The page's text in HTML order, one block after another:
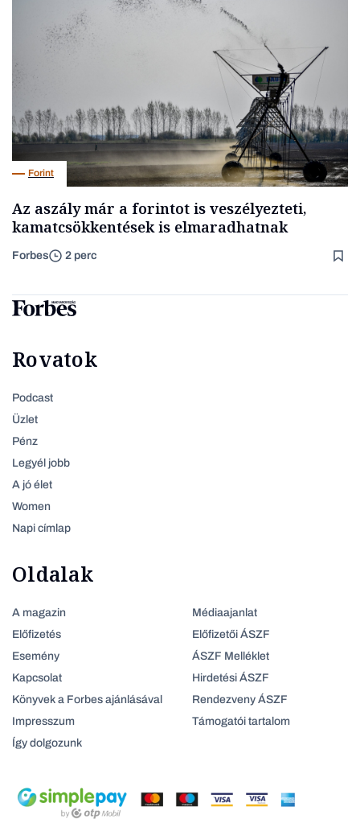
Forint
Az aszály már a forintot is veszélyezteti,
kamatcsökkentések is elmaradhatnak
Forbes 2 perc
Rovatok
Podcast
Üzlet
Pénz
Legyél jobb
A jó élet
Women
Napi címlap
Oldalak
A magazin
Előfizetés
Esemény
Kapcsolat
Könyvek a Forbes ajánlásával
Impresszum
Így dolgozunk
Médiaajanlat
Előfizetői ÁSZF
ÁSZF Melléklet
Hirdetési ÁSZF
Rendezveny ÁSZF
Támogatói tartalom